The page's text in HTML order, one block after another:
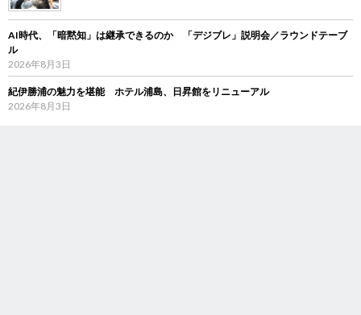
AI時代、「暗黙知」は継承できるのか 「デジブレ」説明会／ラウンドテーブ
ル
2026年8月3日
紀伊勝浦の魅力を堪能 ホテル浦島、日昇館をリニューアル
2026年8月3日